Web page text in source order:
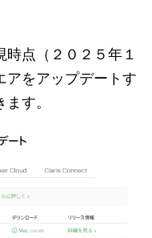
時点（２０２５年１
アをアップデートす
す。